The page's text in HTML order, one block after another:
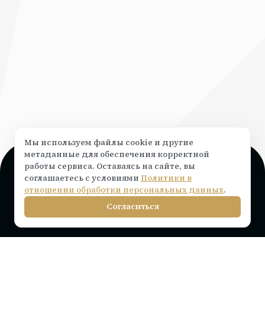
Поддержка и консультация
Чат на сайте ⟶написать
info@rocketr.ru
Telegram-канал
Мы используем файлы cookie и другие
метаданные для обеспечения корректной
работы сервиса. Оставаясь на сайте, вы
соглашаетесь с условиями Политики в
отношении обработки персональных данных.
Согласиться